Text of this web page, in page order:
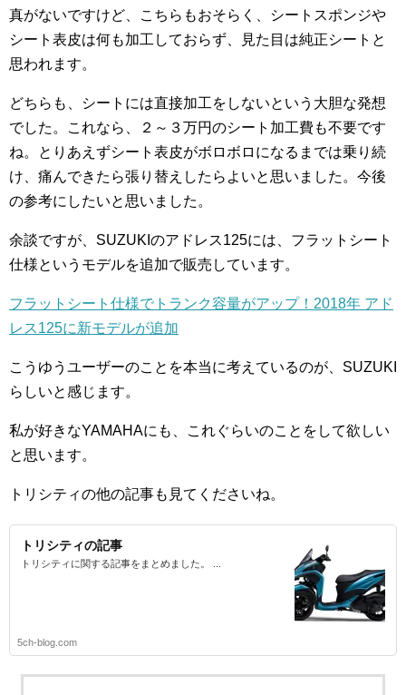
真がないですけど、こちらもおそらく、シートスポンジや
シート表皮は何も加工しておらず、見た目は純正シートと
思われます。
どちらも、シートには直接加工をしないという大胆な発想
でした。これなら、２～３万円のシート加工費も不要です
ね。とりあえずシート表皮がボロボロになるまでは乗り続
け、痛んできたら張り替えしたらよいと思いました。今後
の参考にしたいと思いました。
余談ですが、SUZUKIのアドレス125には、フラットシート
仕様というモデルを追加で販売しています。
フラットシート仕様でトランク容量がアップ！2018年 アド
レス125に新モデルが追加
こうゆうユーザーのことを本当に考えているのが、SUZUKI
らしいと感じます。
私が好きなYAMAHAにも、これぐらいのことをして欲しい
と思います。
トリシティの他の記事も見てくださいね。
トリシティの記事
トリシティに関する記事をまとめました。 ...
5ch-blog.com